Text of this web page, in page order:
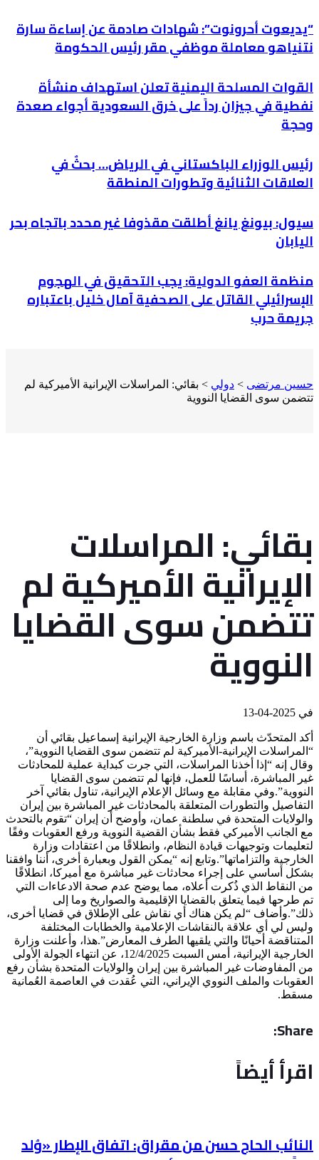
“يديعوت أحرونوت”: شهادات صادمة عن إساءة سارة
نتنياهو معاملة موظفي مقر رئيس الحكومة
القوات المسلحة اليمنية تعلن استهداف منشأة
نفطية في جيزان رداً على خرق السعودية أجواء صعدة
وحجة
رئيس الوزراء الباكستاني في الرياض… بحثٌ في
العلاقات الثنائية وتطورات المنطقة
سيول: بيونغ يانغ أطلقت مقذوفا غير محدد باتجاه بحر
اليابان
منظمة العفو الدولية: يجب التحقيق في الهجوم
الإسرائيلي القاتل على الصحفية آمال خليل باعتباره
جريمة حرب
حسين مرتضى > دولي > بقائي: المراسلات الإيرانية الأميركية لم
تتضمن سوى القضايا النووية
بقائي: المراسلات
الإيرانية الأميركية لم
تتضمن سوى القضايا
النووية
في
أكد المتحدّث باسم ​وزارة الخارجية الإيرانية​ إسماعيل بقائي أن
“المراسلات الإيرانية-الأميركية لم تتضمن سوى القضايا النووية”،
وقال إنه “إذا أخذنا المراسلات، التي جرت كبداية عملية للمحادثات
غير المباشرة، أساسًا للعمل، فإنها لم تتضمن سوى القضايا
النووية”.وفي مقابلة مع وسائل الإعلام الإيرانية، تناول بقائي آخر
التفاصيل والتطورات المتعلقة بالمحادثات غير المباشرة بين إيران
والولايات المتحدة في سلطنة عمان، وأوضح أن إيران “تقوم بالتحدث
مع الجانب الأميركي فقط بشأن القضية النووية ورفع العقوبات وفقًا
لتعليمات وتوجيهات قيادة النظام، وانطلاقًا من اعتقادات وزارة
الخارجية والتزاماتها”.وتابع إنه “يمكن القول وبعبارة أخرى، أننا وافقنا
بشكل أساسي على إجراء محادثات غير مباشرة مع أميركا، انطلاقًا
من النقاط الذي ذُكرت أعلاه، مما يوضح عدم صحة الادعاءات التي
تم طرحها فيما يتعلق بالقضايا الإقليمية والصواريخ وما إلى
ذلك”.وأضاف “لم يكن هناك أي نقاش على الإطلاق في قضايا أخرى،
وليس لي أي علاقة بالنقاشات الإعلامية والخطابات المختلفة
المتناقضة أحيانًا والتي يلقيها الطرف المعارض”.هذا، وأعلنت وزارة
الخارجية الإيرانية، أمس السبت 12/4/2025، عن انتهاء الجولة الأولى
من المفاوضات غير المباشرة بين إيران والولايات المتحدة بشأن رفع
العقوبات والملف النووي الإيراني، التي عُقدت في العاصمة العُمانية
مسقط.
Share:
اقرأ أيضاً
النائب الحاج حسن من مقراق: اتفاق الإطار «وُلد